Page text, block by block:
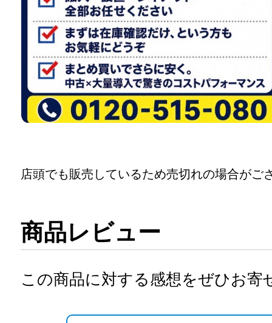
店頭でも販売しているため売切れの場合がご
商品レビュー
この商品に対する感想をぜひお寄